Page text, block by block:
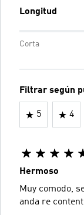
Longitud
Corta
Filtrar según
5 4
Hermoso
Muy comodo,
anda re